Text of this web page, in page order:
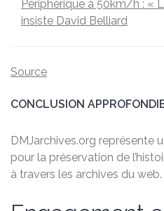
Périphérique à 50km/h : «
insiste David Belliard
Source
CONCLUSION
DMJarchives.org représente
pour la préservation de
à travers les archives du web.